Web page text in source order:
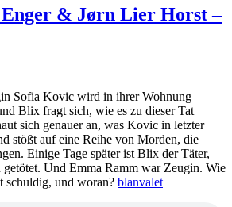
Christine
Brand
Enger & Jørn Lier Horst –
Sofia Kovic wird in ihrer Wohnung
Blix fragt sich, wie es zu dieser Tat
sich genauer an, was Kovic in letzter
stößt auf eine Reihe von Morden, die
Einige Tage später ist Blix der Täter,
getötet. Und Emma Ramm war Zeugin. Wie
schuldig, und woran? blanvalet